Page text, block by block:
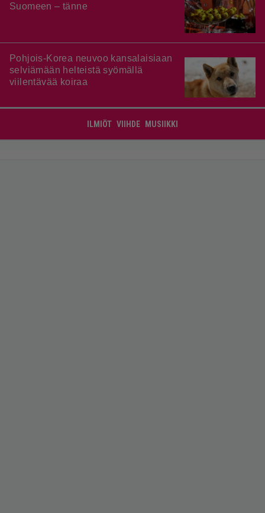
Suomeen – tänne
Pohjois-Korea neuvoo kansalaisiaan
selviämään helteistä syömällä
viilentävää koiraa
ILMIÖT VIIHDE MUSIIKKI